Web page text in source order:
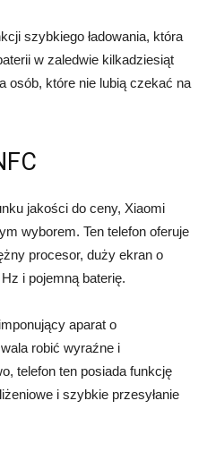
szybkiego ładowania, która
w zaledwie kilkadziesiąt
osób, które nie lubią czekać na
jakości do ceny, Xiaomi
wyborem. Ten telefon oferuje
procesor, duży ekran o
i pojemną baterię.
aparat o
robić wyraźne i
telefon ten posiada funkcję
i szybkie przesyłanie